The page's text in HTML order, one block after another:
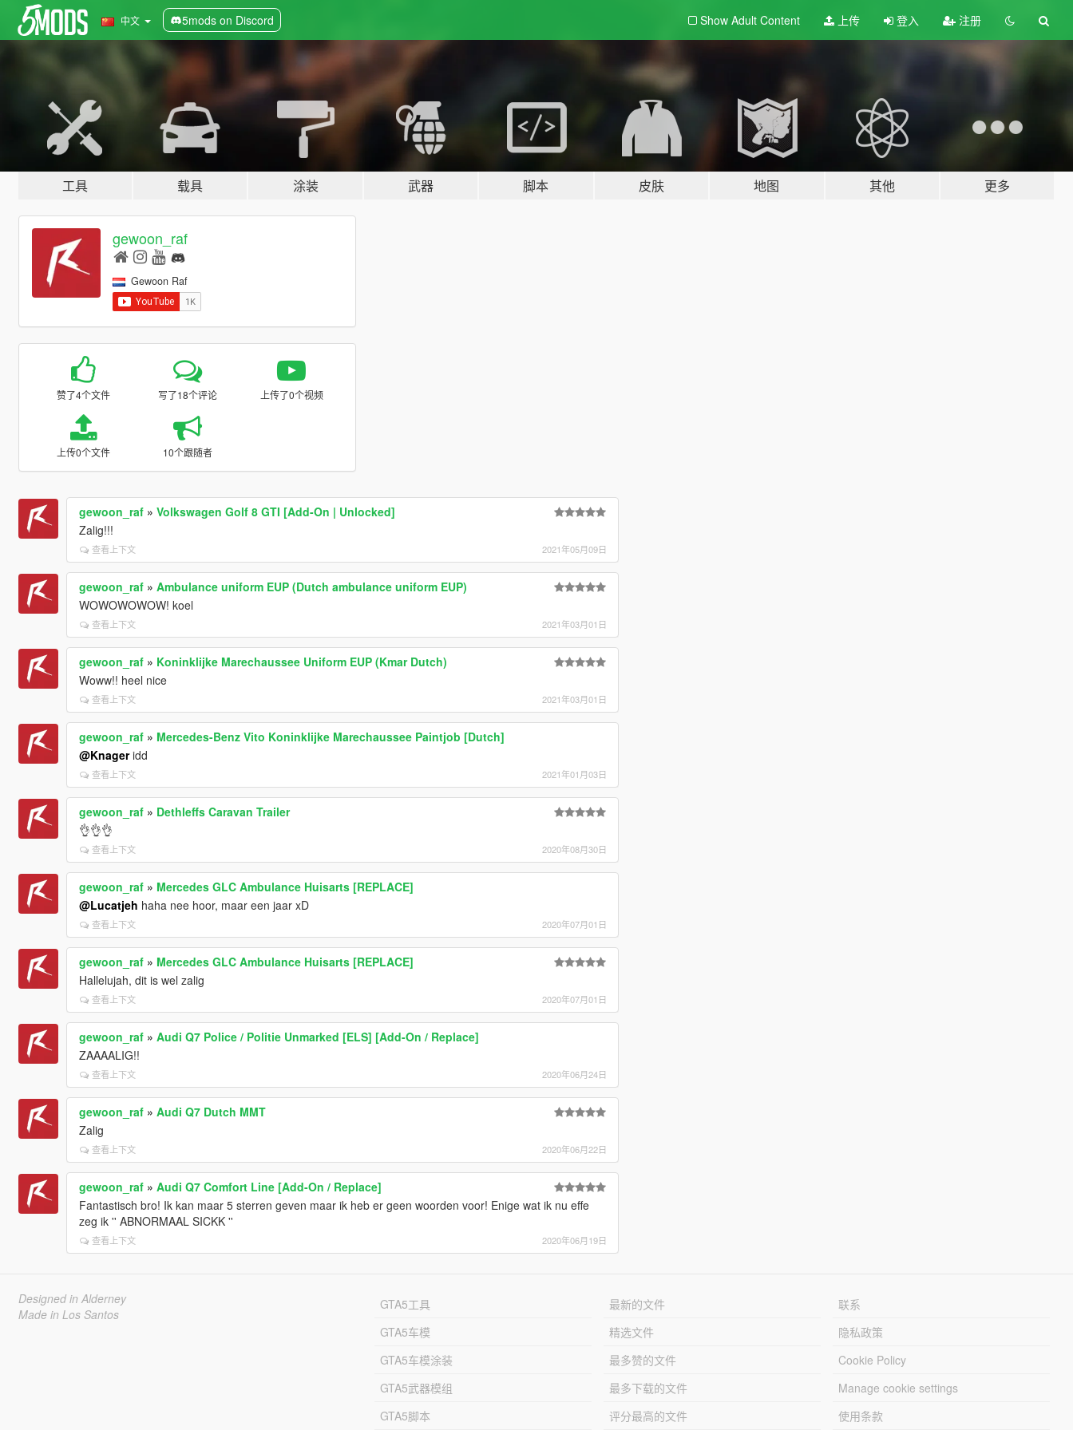
中文 5mods on Discord Show Adult Content 上传 登入 注册
工具 载具 涂装 武器 脚本 皮肤 地图 其他 更多
gewoon_raf
Gewoon Raf
赞了4个文件 写了18个评论 上传了0个视频
上传0个文件 10个跟随者
gewoon_raf» Volkswagen Golf 8 GTI [Add-On | Unlocked]
Zalig!!!
查看上下文 2021年05月09日
gewoon_raf» Ambulance uniform EUP (Dutch ambulance uniform EUP)
WOWOWOWOW! koel
查看上下文 2021年03月01日
gewoon_raf» Koninklijke Marechaussee Uniform EUP (Kmar Dutch)
Woww!! heel nice
查看上下文 2021年03月01日
gewoon_raf» Mercedes-Benz Vito Koninklijke Marechaussee Paintjob [Dutch]
@Knageridd
查看上下文 2021年01月03日
gewoon_raf» Dethleffs Caravan Trailer
👌👌👌
查看上下文 2020年08月30日
gewoon_raf» Mercedes GLC Ambulance Huisarts [REPLACE]
@Lucatjeh haha nee hoor, maar een jaar xD
查看上下文 2020年07月01日
gewoon_raf» Mercedes GLC Ambulance Huisarts [REPLACE]
Hallelujah, dit is wel zalig
查看上下文 2020年07月01日
gewoon_raf» Audi Q7 Police / Politie Unmarked [ELS] [Add-On / Replace]
ZAAAALIG!!
查看上下文 2020年06月24日
gewoon_raf» Audi Q7 Dutch MMT
Zalig
查看上下文 2020年06月22日
gewoon_raf» Audi Q7 Comfort Line [Add-On / Replace]
Fantastisch bro! Ik kan maar 5 sterren geven maar ik heb er geen woorden voor! Enige wat ik nu effe
zeg ik '' ABNORMAAL SICKK ''
查看上下文 2020年06月19日
Designed in Alderney
Made in Los Santos
GTA5工具
GTA5车模
GTA5车模涂装
GTA5武器模组
GTA5脚本
最新的文件
精选文件
最多赞的文件
最多下载的文件
评分最高的文件
联系
隐私政策
Cookie Policy
Manage cookie settings
使用条款